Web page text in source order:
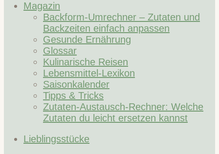
Magazin
Backform-Umrechner – Zutaten und
Backzeiten einfach anpassen
Gesunde Ernährung
Glossar
Kulinarische Reisen
Lebensmittel-Lexikon
Saisonkalender
Tipps & Tricks
Zutaten-Austausch-Rechner: Welche
Zutaten du leicht ersetzen kannst
Lieblingsstücke